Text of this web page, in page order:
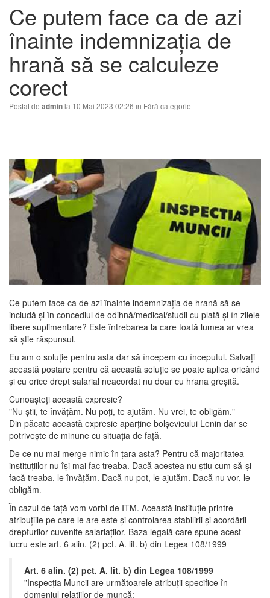
Ce putem face ca de azi
înainte indemnizația de
hrană să se calculeze
corect
Postat de adminla 10 Mai 2023 02:26 în Fără categorie
Ce putem face ca de azi înainte indemnizația de hrană să se
includă și în concediul de odihnă/medical/studii cu plată și în zilele
libere suplimentare? Este întrebarea la care toată lumea ar vrea
să știe răspunsul.
Eu am o soluție pentru asta dar să începem cu începutul. Salvați
această postare pentru că această soluție se poate aplica oricând
și cu orice drept salarial neacordat nu doar cu hrana greșită.
Cunoașteți această expresie?
"Nu știi, te învățăm. Nu poți, te ajutăm. Nu vrei, te obligăm."
Din păcate această expresie aparține bolșevicului Lenin dar se
potrivește de minune cu situația de față.
De ce nu mai merge nimic în țara asta? Pentru că majoritatea
instituțiilor nu își mai fac treaba. Dacă acestea nu știu cum să-și
facă treaba, le învățăm. Dacă nu pot, le ajutăm. Dacă nu vor, le
obligăm.
În cazul de față vom vorbi de ITM. Această instituție printre
atribuțiile pe care le are este și controlarea stabilirii și acordării
drepturilor cuvenite salariaților. Baza legală care spune acest
lucru este art. 6 alin. (2) pct. A. lit. b) din Legea 108/1999
Art. 6 alin. (2) pct. A. lit. b) din Legea 108/1999
”Inspecţia Muncii are următoarele atribuţii specifice în
domeniul relaţiilor de muncă: